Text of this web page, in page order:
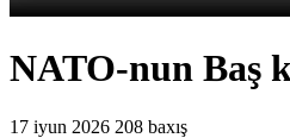
NATO-nun Baş
17 iyun 2026 208 baxış